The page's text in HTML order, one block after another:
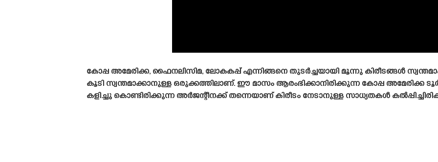
കോപ്പ അമേരിക്ക, ഫൈനലിസിമ, ലോകകപ്പ് എന്നിങ്ങനെ തുടർച്ചയായി മൂന്നു കിരീടങ്ങൾ
കൂടി സ്വന്തമാക്കാനുള്ള ഒരുക്കത്തിലാണ്. ഈ മാസം ആരംഭിക്കാനിരിക്കുന്ന കോപ്പ അമേരിക്ക
കളിച്ചു കൊണ്ടിരിക്കുന്ന അർജന്റീനക്ക് തന്നെയാണ് കിരീടം നേടാനുള്ള സാധ്യതകൾ